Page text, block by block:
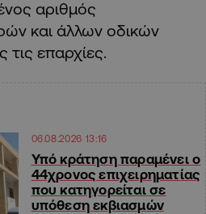
αριθμός
και άλλων οδικών
επαρχίες.
06.08.2026 13:16
Υπό κράτηση παραμένει ο
44χρονος επιχειρηματίας
που κατηγορείται σε
υπόθεση εκβιασμών